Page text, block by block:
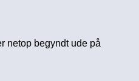
netop begyndt ude på